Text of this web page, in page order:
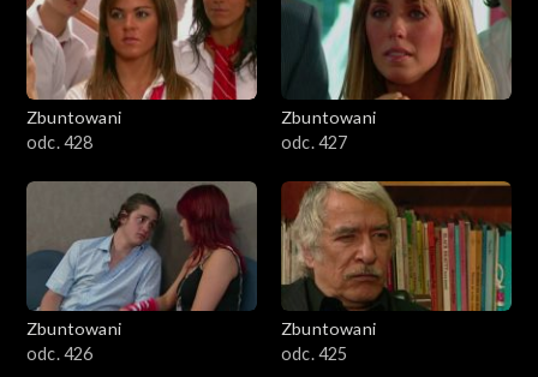
Zbuntowani
odc. 428
Zbuntowani
odc. 427
Zbuntowani
odc. 426
Zbuntowani
odc. 425